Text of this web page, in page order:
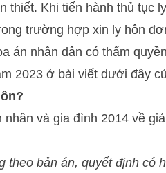
thiết. Khi tiến hành thủ tục
trường hợp xin ly hôn
án nhân dân có thẩm
2023 ở bài viết dưới đây
và gia đình 2014 về
theo bản án, quyết định có